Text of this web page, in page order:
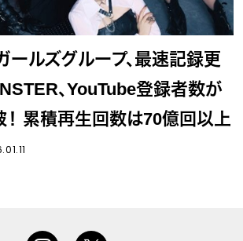
ールズグループ、最速記録更
、YouTube登録者数が
累積再生回数は70億回以上